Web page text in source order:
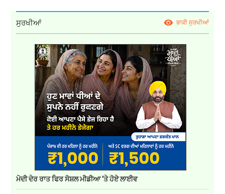
ਸੁਰਖੀਆਂ ਬਾਕੀ ਸੁਰਖੀਆਂ
ਮੋਦੀ ਦੇਰ ਰਾਤ ਫਿਰ ਸੋਸ਼ਲ ਮੀਡੀਆ ’ਤੇ ਹੋਏ ਲਾਈਵ